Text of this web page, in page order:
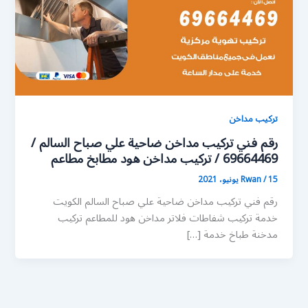
تركيب مداخن
رقم فني تركيب مداخن ضاحية علي صباح السالم /
69664469 / تركيب مداخن هود مطابخ مطاعم
Rwan/15 يونيو، 2021
رقم فني تركيب مداخن ضاحية علي صباح السالم الكويت
خدمة تركيب شفاطات فلاتر مداخن هود للمطاعم تركيب
مدخنة طباخ خدمة […]